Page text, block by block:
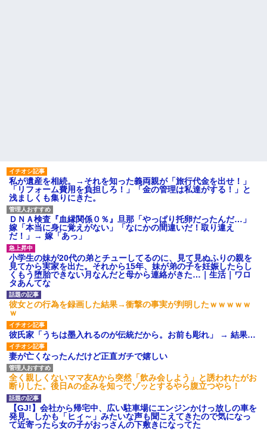
私が遺産を相続。→それを知った義両親が「旅行代金を出せ！」
「リフォーム費用を負担しろ！」「金の管理は私達がする！」と
浅ましくも集りにきた。
ＤＮＡ検査『血縁関係０％』旦那「やっぱり托卵だったんだ…」
嫁「本当に身に覚えがない」「なにかの間違いだ！取り違え
だ！」→ 嫁「あっ」
小学生の妹が20代の弟とチューしてるのに、見て見ぬふりの親を
見てから実家を出た。それから15年、妹が弟の子を妊娠したらし
くもう堕胎できない月なんだと母から連絡がきた…｜生活｜ワロ
タあんてな
彼女との行為を録画した結果→衝撃の事実が判明したｗｗｗｗｗ
ｗ
彼氏家「うちは墨入れるのが伝統だから。お前も彫れ」 → 結果…
妻が亡くなったんだけど正直ガチで嬉しい
全く親しくないママ友Aから突然「飲み会しよう」と誘われたがお
断りした。後日Aの企みを知ってゾッとするやら腹立つやら！
【GJ!】会社から帰宅中、広い駐車場にエンジンかけっ放しの車を
発見。しかも「ヒィ～」みたいな声も聞こえてきたので気になっ
て近寄ったら女の子がおっさんの下敷きになってた